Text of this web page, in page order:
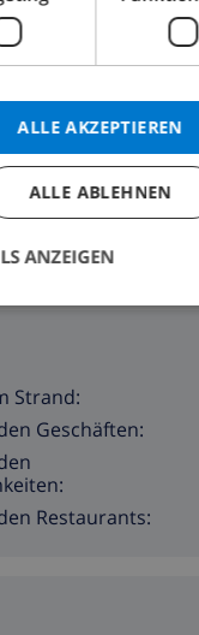
Spanien Costa Blanca>
Strand:
Geschäften:
Restaurants:
ALLE AKZEPTIEREN
ALLE ABLEHNEN
ANZEIGEN